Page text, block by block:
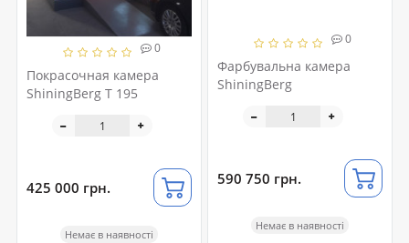
0
Покрасочная камера
ShiningBerg T 195
425 000 грн.
Немає в наявності
0
Фарбувальна камера
ShiningBerg
590 750 грн.
Немає в наявності